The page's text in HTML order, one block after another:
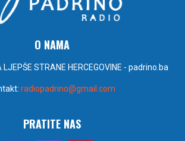
O NAMA
STRANE HERCEGOVINE - padrino.ba
radiopadrino@gmail.com
PRATITE NAS